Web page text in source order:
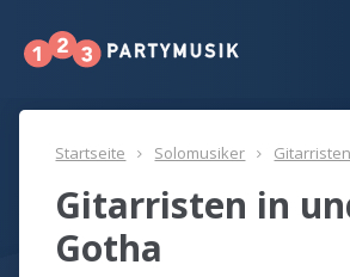
Startseite Solomusiker Gitarristen
Gitarristen in
Gotha